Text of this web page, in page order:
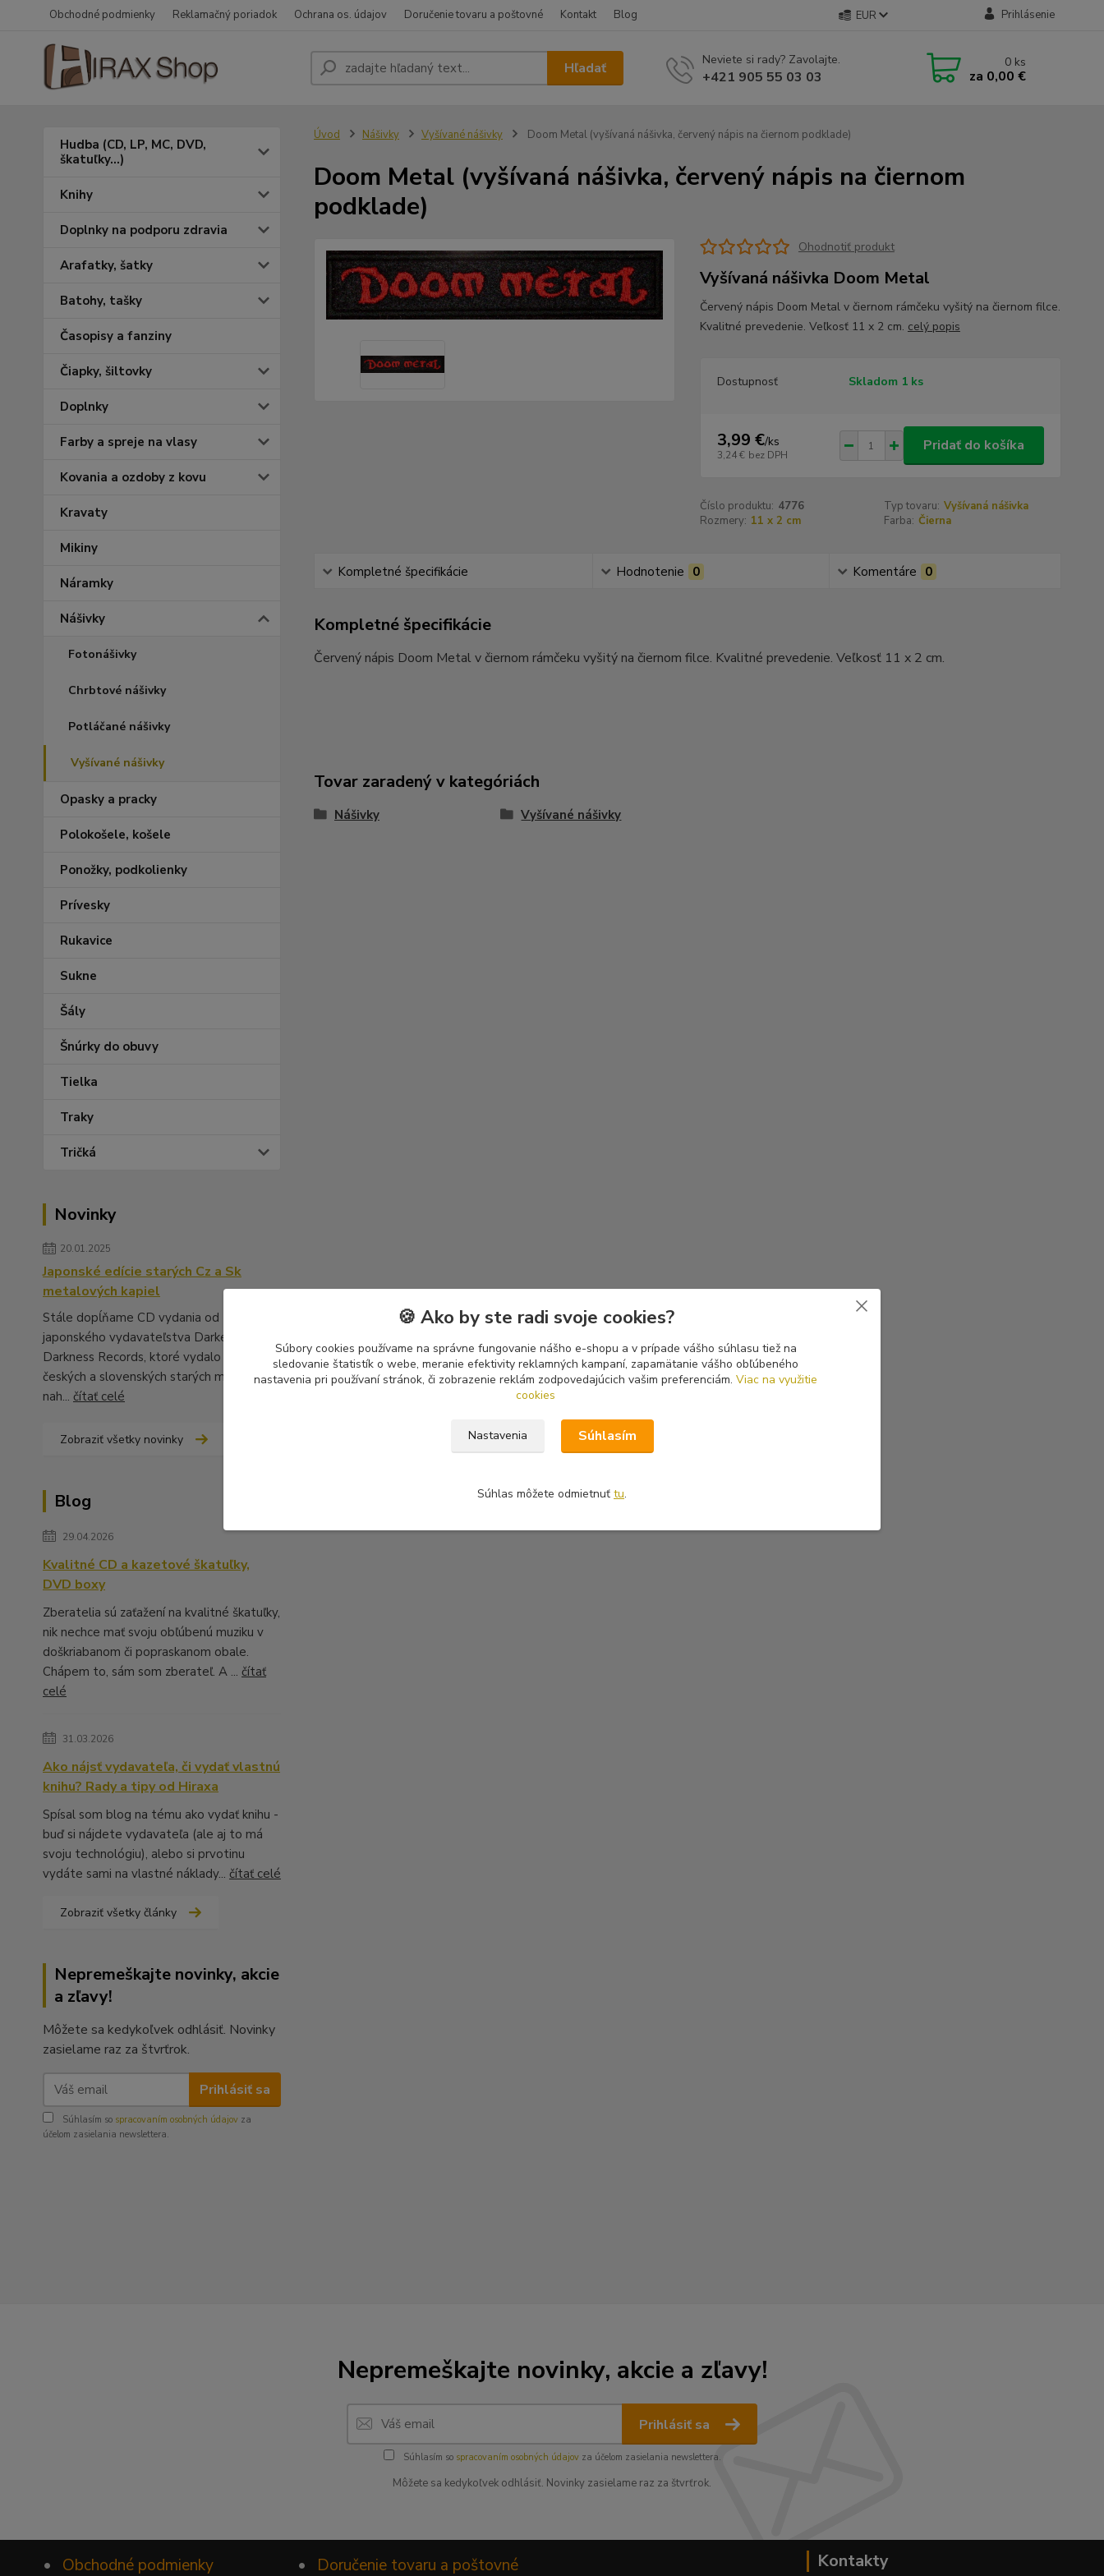
Obchodné podmienky Reklamačný poriadok Ochrana os. údajov Doručenie tovaru a poštovné Kontakt Blog EUR Prihlásenie
Hľadať Neviete si rady? Zavolajte.
+421 905 55 03 03
0 ks
za 0,00 €
Hudba (CD, LP, MC, DVD,
škatuľky...)
Knihy
Doplnky na podporu zdravia
Arafatky, šatky
Batohy, tašky
Časopisy a fanziny
Čiapky, šiltovky
Doplnky
Farby a spreje na vlasy
Kovania a ozdoby z kovu
Kravaty
Mikiny
Náramky
Nášivky
Fotonášivky
Chrbtové nášivky
Potláčané nášivky
Vyšívané nášivky
Opasky a pracky
Polokošele, košele
Ponožky, podkolienky
Prívesky
Rukavice
Sukne
Šály
Šnúrky do obuvy
Tielka
Traky
Tričká
Novinky
20.01.2025
Japonské edície starých Cz a Sk
metalových kapiel
Stále dopĺňame CD vydania od
japonského vydavateľstva Darker Than
Darkness Records, ktoré vydalo množstvo
českých a slovenských starých metalových
nah... čítať celé
Zobraziť všetky novinky
Blog
29.04.2026
Kvalitné CD a kazetové škatuľky,
DVD boxy
Zberatelia sú zaťažení na kvalitné škatuľky,
nik nechce mať svoju obľúbenú muziku v
doškriabanom či popraskanom obale.
Chápem to, sám som zberateľ. A ... čítať
celé
31.03.2026
Ako nájsť vydavateľa, či vydať vlastnú
knihu? Rady a tipy od Hiraxa
Spísal som blog na tému ako vydať knihu -
buď si nájdete vydavateľa (ale aj to má
svoju technológiu), alebo si prvotinu
vydáte sami na vlastné náklady... čítať celé
Zobraziť všetky články
Nepremeškajte novinky, akcie
a zľavy!
Môžete sa kedykoľvek odhlásiť. Novinky
zasielame raz za štvrťrok.
Prihlásiť sa
Súhlasím so spracovaním osobných údajov za
účelom zasielania newslettera.
Úvod Nášivky Vyšívané nášivky Doom Metal (vyšívaná nášivka, červený nápis na čiernom podklade)
Doom Metal (vyšívaná nášivka, červený nápis na čiernom
podklade)
Ohodnotiť produkt
Vyšívaná nášivka Doom Metal
Červený nápis Doom Metal v čiernom rámčeku vyšitý na čiernom filce.
Kvalitné prevedenie. Veľkosť 11 x 2 cm. celý popis
Dostupnosť Skladom 1 ks
3,99 €/ks
3,24 € bez DPH
Pridať do košíka
Číslo produktu: 4776 Typ tovaru: Vyšívaná nášivka
Rozmery: 11 x 2 cm Farba: Čierna
Kompletné špecifikácie Hodnotenie 0 Komentáre 0
Kompletné špecifikácie
Červený nápis Doom Metal v čiernom rámčeku vyšitý na čiernom filce. Kvalitné prevedenie. Veľkosť 11 x 2 cm.
Tovar zaradený v kategóriách
Nášivky Vyšívané nášivky
Nepremeškajte novinky, akcie a zľavy!
Prihlásiť sa
Súhlasím so spracovaním osobných údajovza účelom zasielania newslettera.
Môžete sa kedykoľvek odhlásiť. Novinky zasielame raz za štvrťrok.
• Obchodné podmienky • Doručenie tovaru a poštovné Kontakty
🍪 Ako by ste radi svoje cookies?
Súbory cookies používame na správne fungovanie nášho e-shopu a v prípade vášho súhlasu tiež na
sledovanie štatistík o webe, meranie efektivity reklamných kampaní, zapamätanie vášho obľúbeného
nastavenia pri používaní stránok, či zobrazenie reklám zodpovedajúcich vašim preferenciám. Viac na využitie
cookies
Nastavenia Súhlasím
Súhlas môžete odmietnuť tu.